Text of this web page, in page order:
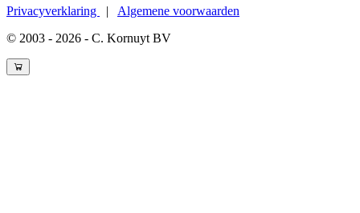
Privacyverklaring | Algemene voorwaarden
© 2003 - 2026 - C. Kornuyt BV